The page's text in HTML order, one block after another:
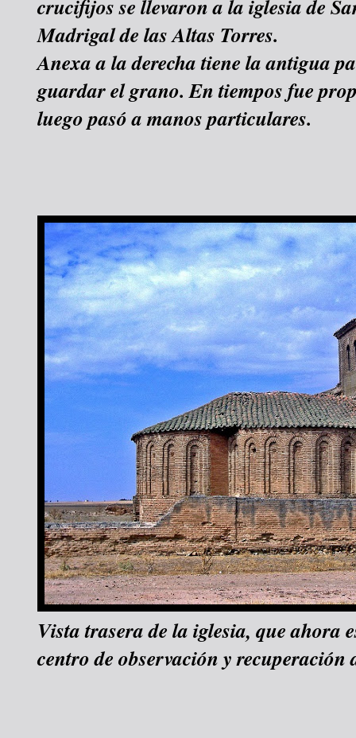
crucifijos se llevaron a la iglesia de
Madrigal de las Altas Torres.
Anexa a la derecha tiene la antigua
guardar el grano. En tiempos fue
luego pasó a manos particulares.
Vista trasera de la iglesia, que ahora
centro de observación y